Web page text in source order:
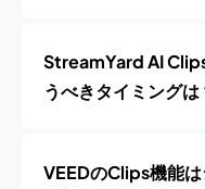
StreamYard AI
うべきタイミングは
VEEDのClips機能